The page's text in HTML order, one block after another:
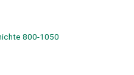
800-1050